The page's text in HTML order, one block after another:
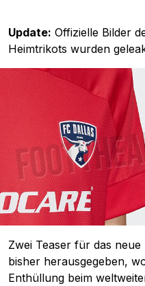
Update: Offizielle Bilder
Heimtrikots wurden
Zwei Teaser für das
bisher herausgegeben,
Enthüllung beim